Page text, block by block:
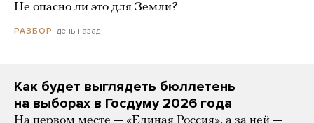
Не опасно ли это для Земли?
РАЗБОР день назад
Как будет выглядеть бюллетень
на выборах в Госдуму 2026 года